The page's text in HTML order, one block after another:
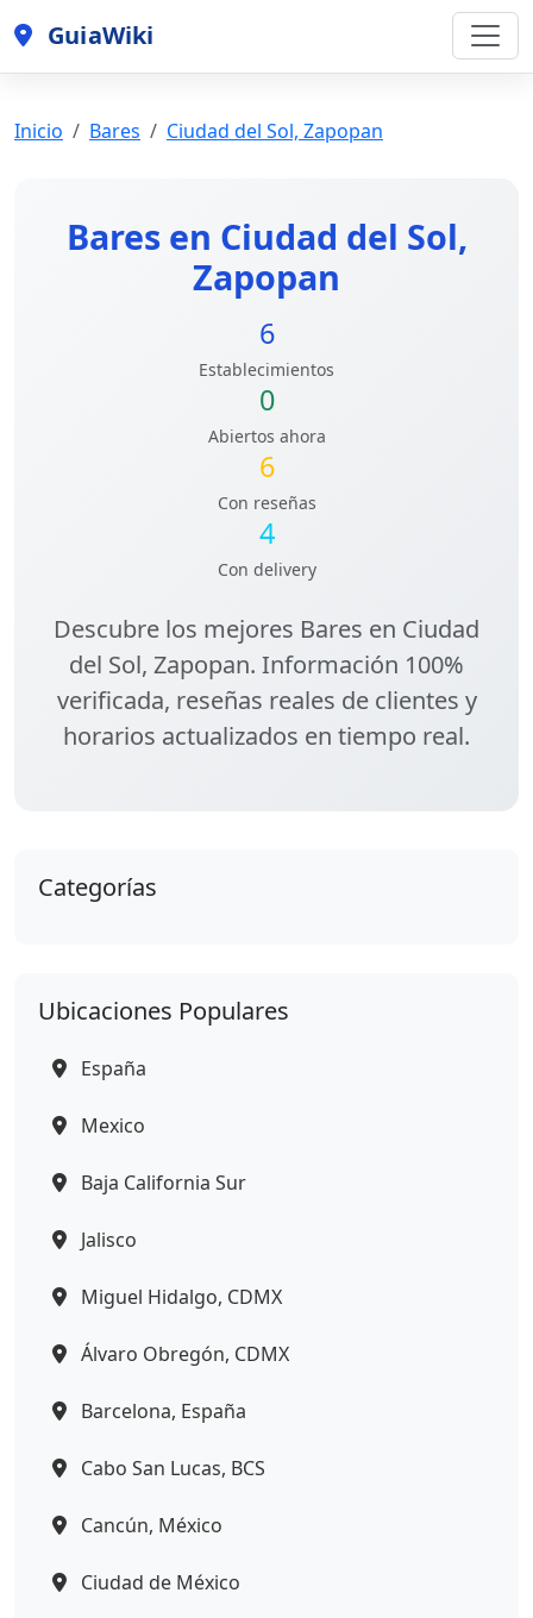
GuiaWiki
Inicio Bares Ciudad del Sol, Zapopan
Bares en Ciudad del Sol,
Zapopan
6
Establecimientos
0
Abiertos ahora
6
Con reseñas
4
Con delivery
Descubre los mejores Bares en Ciudad
del Sol, Zapopan. Información 100%
verificada, reseñas reales de clientes y
horarios actualizados en tiempo real.
Categorías
Ubicaciones Populares
España
Mexico
Baja California Sur
Jalisco
Miguel Hidalgo, CDMX
Álvaro Obregón, CDMX
Barcelona, España
Cabo San Lucas, BCS
Cancún, México
Ciudad de México